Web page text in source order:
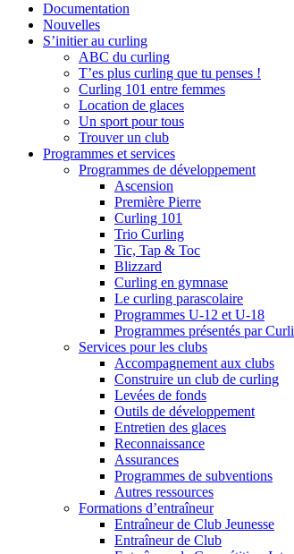
Documentation
Nouvelles
S’initier au curling
ABC du curling
T’es plus curling que tu penses !
Curling 101 entre femmes
Location de glaces
Un sport pour tous
Trouver un club
Programmes et services
Programmes de développement
Ascension
Première Pierre
Curling 101
Trio Curling
Tic, Tap & Toc
Blizzard
Curling en gymnase
Le curling parascolaire
Programmes U-12 et U-18
Programmes présentés par
Services pour les clubs
Accompagnement aux clubs
Construire un club de curling
Levées de fonds
Outils de développement
Entretien des glaces
Reconnaissance
Assurances
Programmes de subventions
Autres ressources
Formations d’entraîneur
Entraîneur de Club Jeunesse
Entraîneur de Club